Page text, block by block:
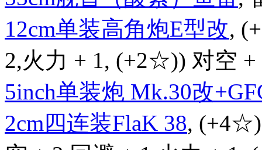
12cm单装高角炮E型改,
2,火力 + 1, (+2☆)) 对空 +
5inch单装炮 Mk.30改
2cm四连装FlaK 38,